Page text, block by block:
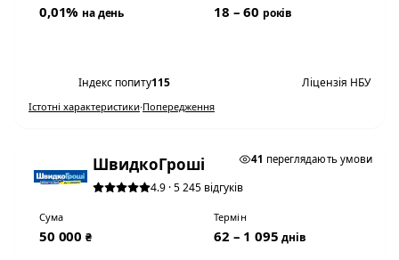
0,01% на день 18 – 60 років
Індекс попиту115 Ліцензія НБУ
Істотні характеристики·Попередження
41 переглядають умови
ШвидкоГроші
4.9 · 5 245 відгуків
Сума
50 000 ₴
Термін
62 – 1 095днів